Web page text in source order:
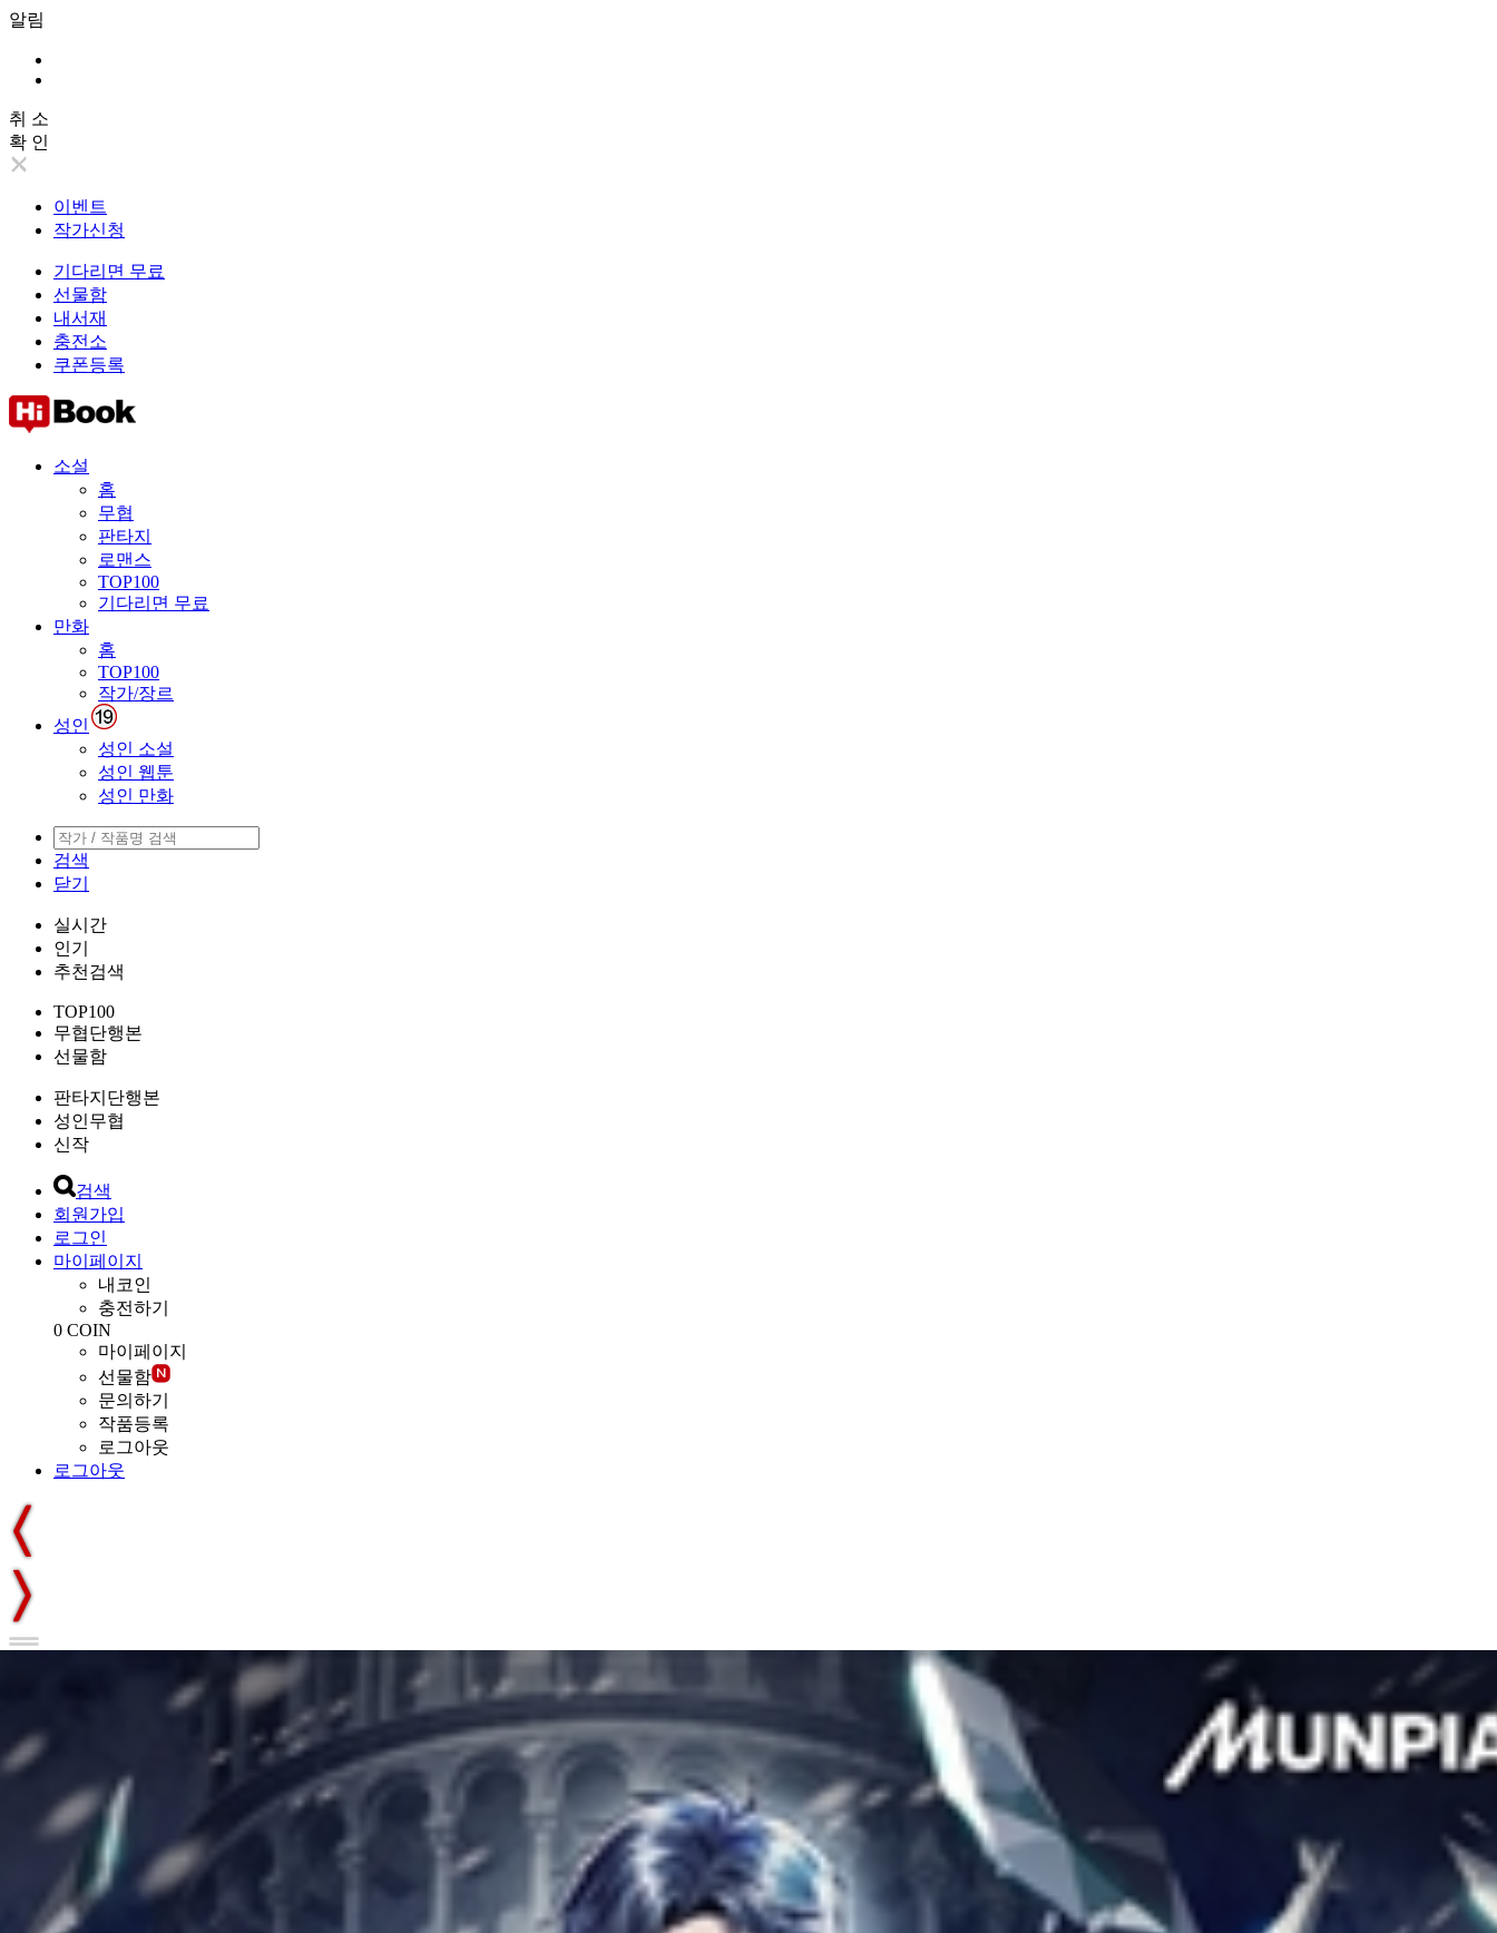
알림
취 소
확 인
이벤트
작가신청
기다리면 무료
선물함
내서재
충전소
쿠폰등록
소설
홈
무협
판타지
로맨스
TOP100
기다리면 무료
만화
홈
TOP100
작가/장르
성인
성인 소설
성인 웹툰
성인 만화
검색
닫기
실시간
인기
추천검색
TOP100
무협단행본
선물함
판타지단행본
성인무협
신작
검색
회원가입
로그인
마이페이지
내코인
충전하기
0 COIN
마이페이지
선물함
문의하기
작품등록
로그아웃
로그아웃